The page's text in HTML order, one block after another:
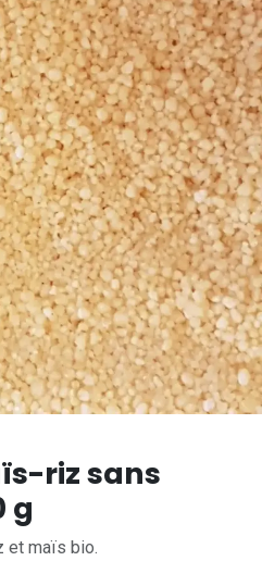
riz sans
g
et maïs bio.